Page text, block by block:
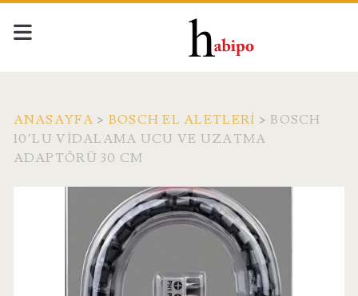
ANASAYFA > BOSCH EL ALETLERI >BOSCH
10’LU VIDALAMA UCU VE UZATMA
ADAPTÖRÜ 30 CM